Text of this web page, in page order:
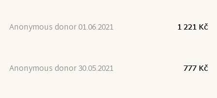
Anonymous donor 01.06.2021 1 221 Kč
Anonymous donor 30.05.2021 777 Kč